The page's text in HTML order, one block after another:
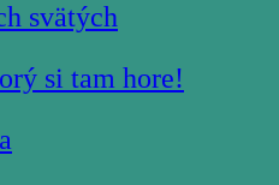
svätých
si tam hore!